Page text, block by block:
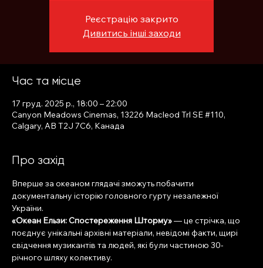
Реєстрацію закрито
Дивитись інші заходи
Час та місце
17 груд. 2025 р., 18:00 – 22:00
Canyon Meadows Cinemas, 13226 Macleod Trl SE #110,
Calgary, AB T2J 7C6, Канада
Про захід
Вперше за океаном глядачі зможуть побачити
документальну історію головного гурту незалежної
України.
«Океан Ельзи: Спостереження Шторму» — це стрічка, що
поєднує унікальні архівні матеріали, невідомі факти, щирі
свідчення музикантів та людей, які були частиною 30-
річного шляху колективу.